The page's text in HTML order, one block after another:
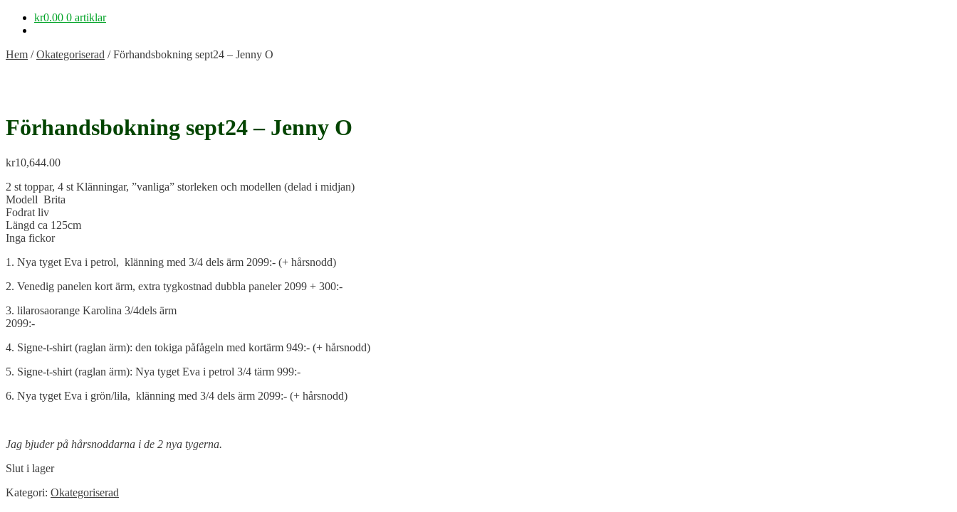
kr0.00 0 artiklar
Hem /Okategoriserad /Förhandsbokning sept24 – Jenny O
Förhandsbokning sept24 – Jenny O
kr10,644.00
2 st toppar, 4 st Klänningar, ”vanliga” storleken och modellen (delad i midjan)
Modell Brita
Fodrat liv
Längd ca 125cm
Inga fickor
1. Nya tyget Eva i petrol, klänning med 3/4 dels ärm 2099:- (+ hårsnodd)
2. Venedig panelen kort ärm, extra tygkostnad dubbla paneler 2099 + 300:-
3. lilarosaorange Karolina 3/4dels ärm
2099:-
4. Signe-t-shirt (raglan ärm): den tokiga påfågeln med kortärm 949:- (+ hårsnodd)
5. Signe-t-shirt (raglan ärm): Nya tyget Eva i petrol 3/4 tärm 999:-
6. Nya tyget Eva i grön/lila, klänning med 3/4 dels ärm 2099:- (+ hårsnodd)
Jag bjuder på hårsnoddarna i de 2 nya tygerna.
Slut i lager
Kategori: Okategoriserad